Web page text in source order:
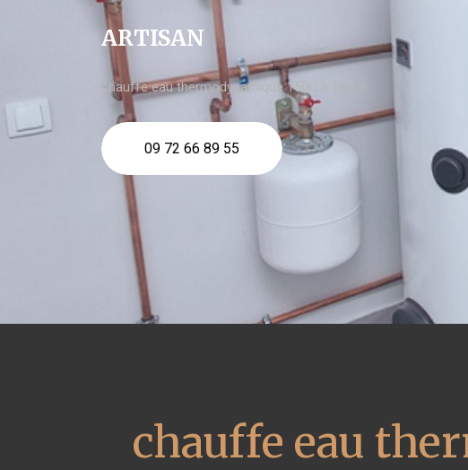
ARTISAN
chauffe eau thermodynamique 150l La Trinité
09 72 66 89 55
chauffe eau